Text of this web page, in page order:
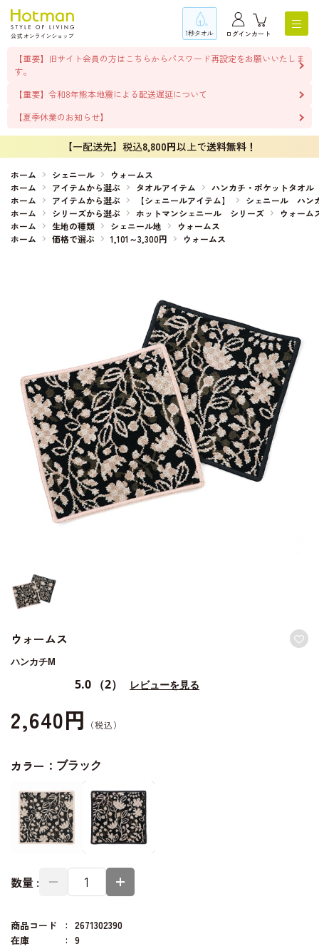
1秒タオル ログインカート
【重要】旧サイト会員の方はこちらからパスワード再設定をお願いいたしま
す。
【重要】令和8年熊本地震による配送遅延について
【夏季休業のお知らせ】
【一配送先】税込8,800円以上で送料無料！
ホーム シェニール
ウォームス
ホーム
アイテムから選ぶ タオルアイテム
ハンカチ・ポケットタオル
ホーム
アイテムから選ぶ 【シェニールアイテム】
シェニール ハン
ホーム
シリーズから選ぶ ホットマンシェニール シリーズ
ウォーム
ホーム
生地の種類 シェニール地
ウォームス
ホーム
価格で選ぶ 1,101～3,300円 ウォームス
ウォームス
ハンカチM
5.0 （2） レビューを見る
2,640円
カラー： ブラック
数量 :
商品コード
2671302390
在庫
9